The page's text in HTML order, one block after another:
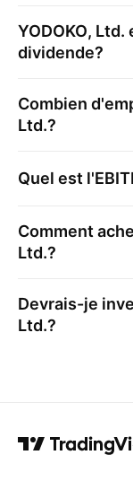
YODOKO, Ltd.
dividende?
Combien
Ltd.?
Quel est
Comment
Ltd.?
Devrais-je
Ltd.?